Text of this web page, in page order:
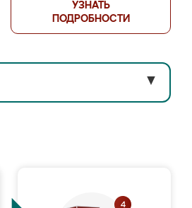
УЗНАТЬ
ПОДРОБНОСТИ
▼